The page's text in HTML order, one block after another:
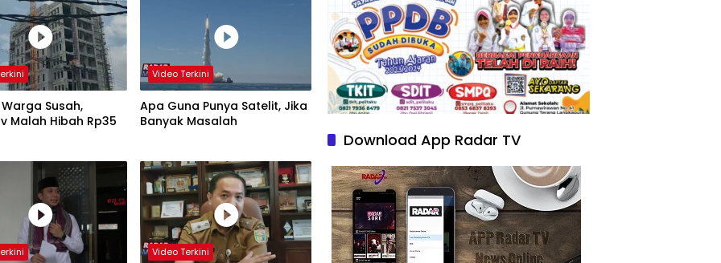
Susah,
Malah Hibah Rp35
Video Terkini
Apa Guna Punya Satelit, Jika
Banyak Masalah
Video Terkini
Download App Radar TV